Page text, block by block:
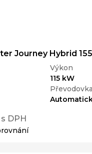
Journey Hybrid 155
Výkon
115 kW
Převodovka
s DPH